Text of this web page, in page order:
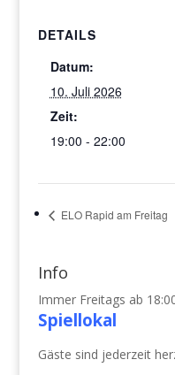
DETAILS
Datum:
10. Juli 2026
Zeit:
19:00 - 22:00
ELO Rapid am Freitag
Info
Immer Freitags ab
Spiellokal
Gäste sind jederzeit